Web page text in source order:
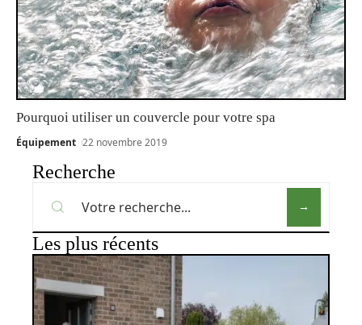
Pourquoi utiliser un couvercle pour votre spa
Équipement 22 novembre 2019
Recherche
Les plus récents